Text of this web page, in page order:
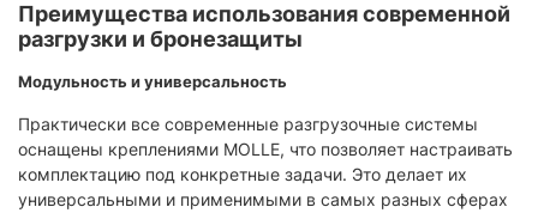
Преимущества использования современной
разгрузки и бронезащиты
Модульность и универсальность
Практически все современные разгрузочные системы
оснащены креплениями MOLLE, что позволяет настраивать
комплектацию под конкретные задачи. Это делает их
универсальными и применимыми в самых разных сферах